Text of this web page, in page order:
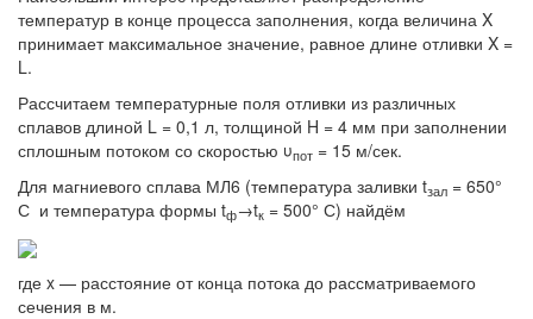
температур в конце процесса заполнения, когда величина X
принимает максимальное значение, равное длине отливки X =
L.
Рассчитаем температурные поля отливки из различных
сплавов длиной L = 0,1 л, толщиной H = 4 мм при заполнении
сплошным потоком со скоростью υпот = 15 м/сек.
Для магниевого сплава МЛ6 (температура заливки tзал = 650°
С и температура формы tф→tк = 500° С) найдём
где x — расстояние от конца потока до рассматриваемого
сечения в м.